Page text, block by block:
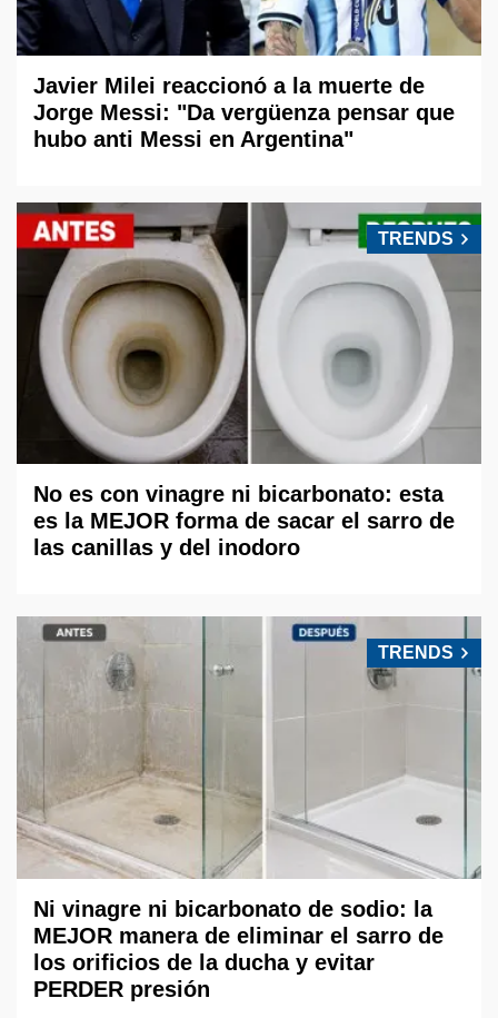
Javier Milei reaccionó a la muerte de
Jorge Messi: "Da vergüenza pensar que
hubo anti Messi en Argentina"
TRENDS
No es con vinagre ni bicarbonato: esta
es la MEJOR forma de sacar el sarro de
las canillas y del inodoro
TRENDS
Ni vinagre ni bicarbonato de sodio: la
MEJOR manera de eliminar el sarro de
los orificios de la ducha y evitar
PERDER presión